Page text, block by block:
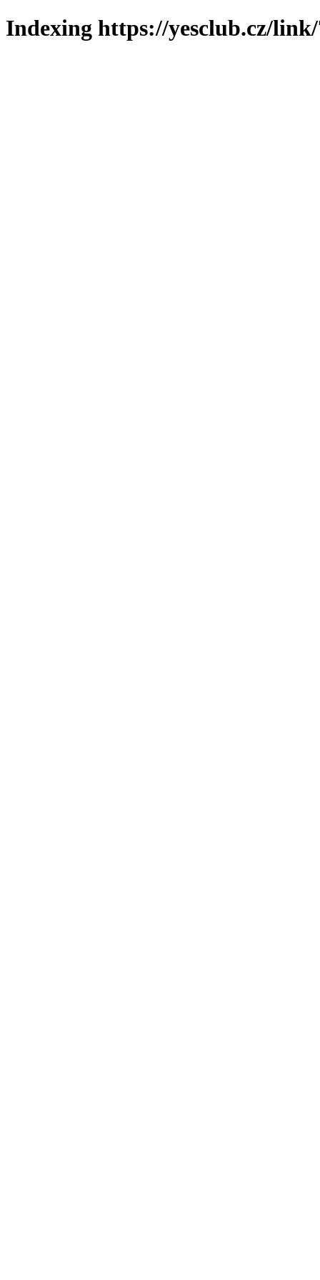
Indexing https://yesclub.cz/link/